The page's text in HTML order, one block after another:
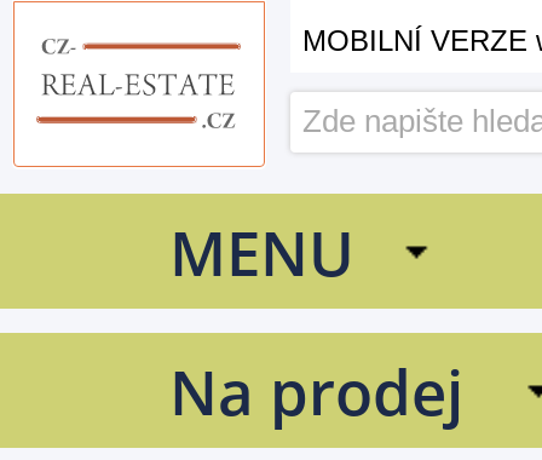
MOBILNÍ VERZE
MENU
Na prodej